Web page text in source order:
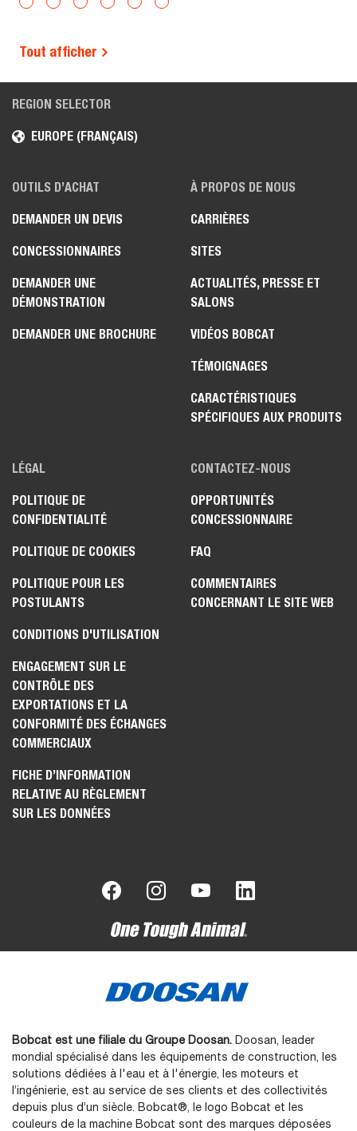
Tout afficher
REGION SELECTOR
EUROPE (FRANÇAIS)
OUTILS D’ACHAT
DEMANDER UN DEVIS
CONCESSIONNAIRES
DEMANDER UNE
DÉMONSTRATION
DEMANDER UNE BROCHURE
À PROPOS DE NOUS
CARRIÈRES
SITES
ACTUALITÉS, PRESSE ET
SALONS
VIDÉOS BOBCAT
TÉMOIGNAGES
CARACTÉRISTIQUES
SPÉCIFIQUES AUX PRODUITS
LÉGAL
POLITIQUE DE
CONFIDENTIALITÉ
POLITIQUE DE COOKIES
POLITIQUE POUR LES
POSTULANTS
CONDITIONS D'UTILISATION
ENGAGEMENT SUR LE
CONTRÔLE DES
EXPORTATIONS ET LA
CONFORMITÉ DES ÉCHANGES
COMMERCIAUX
FICHE D’INFORMATION
RELATIVE AU RÈGLEMENT
SUR LES DONNÉES
CONTACTEZ-NOUS
OPPORTUNITÉS
CONCESSIONNAIRE
FAQ
COMMENTAIRES
CONCERNANT LE SITE WEB
Bobcat est une filiale du Groupe Doosan. Doosan, leader
mondial spécialisé dans les équipements de construction, les
solutions dédiées à l'eau et à l'énergie, les moteurs et
l’ingénierie, est au service de ses clients et des collectivités
depuis plus d’un siècle. Bobcat®, le logo Bobcat et les
couleurs de la machine Bobcat sont des marques déposées